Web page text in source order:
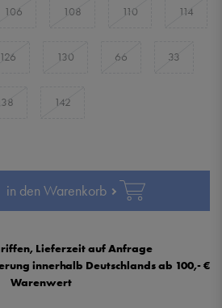
106 108 110 114
126 130 66 33
142
in den Warenkorb
Lieferzeit auf Anfrage
innerhalb Deutschlands ab 100,- €
Warenwert